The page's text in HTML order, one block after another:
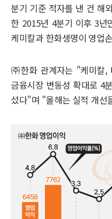
분기 기준 적자를 낸 건 해
한 2015년 4분기 이후 3년
케미칼과 한화생명이 영업
㈜한화 관계자는 "케미칼,
금융시장 변동성 확대로 4
섰다"며 "올해는 실적 개선